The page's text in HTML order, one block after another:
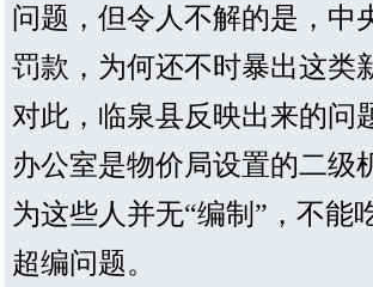
问题，但令人不解的是，中
罚款，为何还不时暴出这类
对此，临泉县反映出来的问
办公室是物价局设置的二级
为这些人并无“编制”，不能
超编问题。